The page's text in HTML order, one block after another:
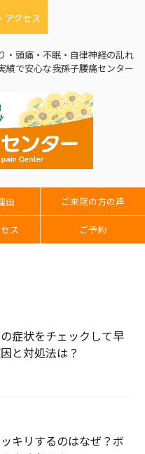
アクセス
・頭痛・不眠・自律神経の乱れ
績で安心な我孫子腰痛センター
由 ご来院の方の声
ス
ご予約
症状をチェックして早
と対処法は？
キリするのはなぜ？ボ